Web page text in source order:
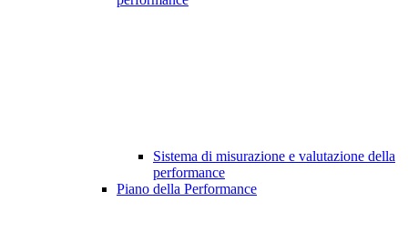
Sistema di misurazione e valutazione della
performance
Piano della Performance